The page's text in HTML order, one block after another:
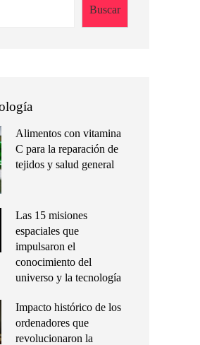
Buscar
Alimentos con vitamina
C para la reparación de
tejidos y salud general
Las 15 misiones
espaciales que
impulsaron el
conocimiento del
universo y la tecnología
Impacto histórico de los
ordenadores que
revolucionaron la